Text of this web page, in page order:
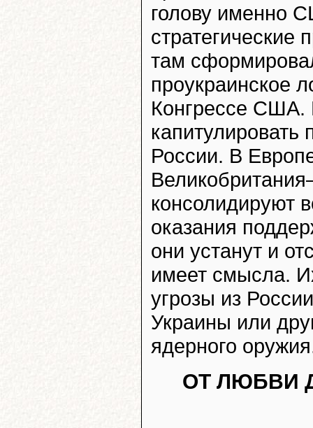
голову именно
там
проукраинское
Конгрессе США.
России. В
консолидируют
оказания
они устанут и
имеет смысла.
угрозы из
Украины или
ядерного
ОТ ЛЮБВИ